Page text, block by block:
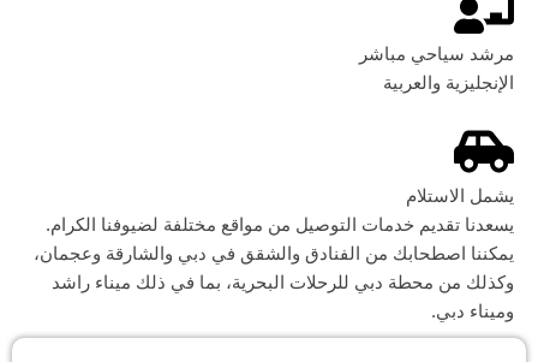
مرشد سياحي مباشر
الإنجليزية والعربية
يشمل الاستلام
يسعدنا تقديم خدمات التوصيل من مواقع مختلفة لضيوفنا الكرام.
يمكننا اصطحابك من الفنادق والشقق في دبي والشارقة وعجمان،
وكذلك من محطة دبي للرحلات البحرية، بما في ذلك ميناء راشد
وميناء دبي.